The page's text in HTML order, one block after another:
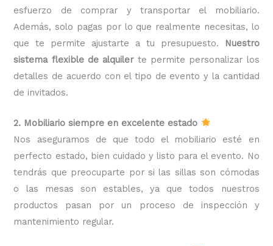
esfuerzo de comprar y transportar el mobiliario.
Además, solo pagas por lo que realmente necesitas, lo
que te permite ajustarte a tu presupuesto.
Nuestro
sistema flexible de alquilerte permite personalizar los
detalles de acuerdo con el tipo de evento y la cantidad
de invitados.
2. Mobiliario siempre en excelente estado
Nos aseguramos de que todo el mobiliario esté en
perfecto estado, bien cuidado y listo para el evento. No
tendrás que preocuparte por si las sillas son cómodas
o las mesas son estables, ya que todos nuestros
productos pasan por un proceso de inspección y
mantenimiento regular.